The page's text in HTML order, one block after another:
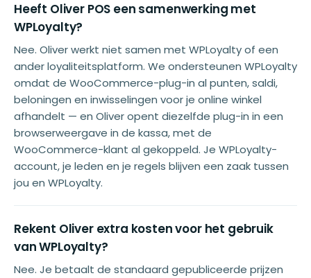
Heeft Oliver POS een samenwerking met
WPLoyalty?
Nee. Oliver werkt niet samen met WPLoyalty of een
ander loyaliteitsplatform. We ondersteunen WPLoyalty
omdat de WooCommerce-plug-in al punten, saldi,
beloningen en inwisselingen voor je online winkel
afhandelt — en Oliver opent diezelfde plug-in in een
browserweergave in de kassa, met de
WooCommerce-klant al gekoppeld. Je WPLoyalty-
account, je leden en je regels blijven een zaak tussen
jou en WPLoyalty.
Rekent Oliver extra kosten voor het gebruik
van WPLoyalty?
Nee. Je betaalt de standaard gepubliceerde prijzen